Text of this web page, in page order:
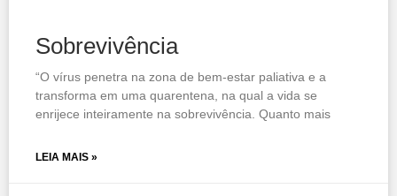
Sobrevivência
“O vírus penetra na zona de bem-estar paliativa e a
transforma em uma quarentena, na qual a vida se
enrijece inteiramente na sobrevivência. Quanto mais
LEIA MAIS »